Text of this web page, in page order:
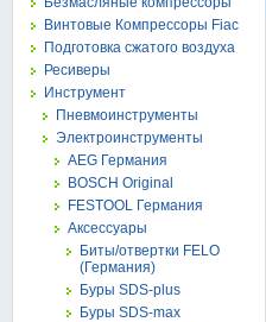
Винтовые Компрессоры Fiac
Подготовка сжатого воздуха
Ресиверы
Инструмент
Пневмоинструменты
Электроинструменты
AEG Германия
BOSCH Original
FESTOOL Германия
Аксессуары
Биты/отвертки FELO
(Германия)
Буры SDS-plus
Буры SDS-max